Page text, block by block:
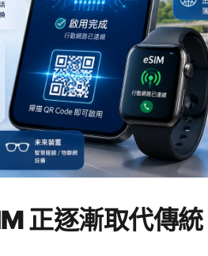
正逐漸取代傳